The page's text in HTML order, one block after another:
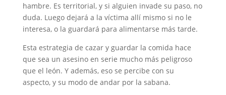
hambre. Es territorial, y si alguien invade su paso, no
duda. Luego dejará a la víctima allí mismo si no le
interesa, o la guardará para alimentarse más tarde.
Esta estrategia de cazar y guardar la comida hace
que sea un asesino en serie mucho más peligroso
que el león. Y además, eso se percibe con su
aspecto, y su modo de andar por la sabana.